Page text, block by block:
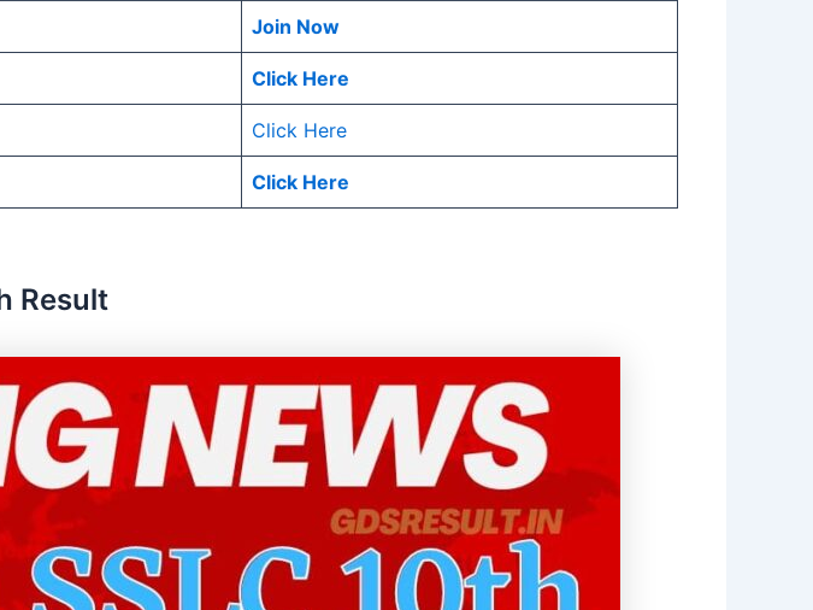
Join Now
Click Here
Click Here
Click Here
Result